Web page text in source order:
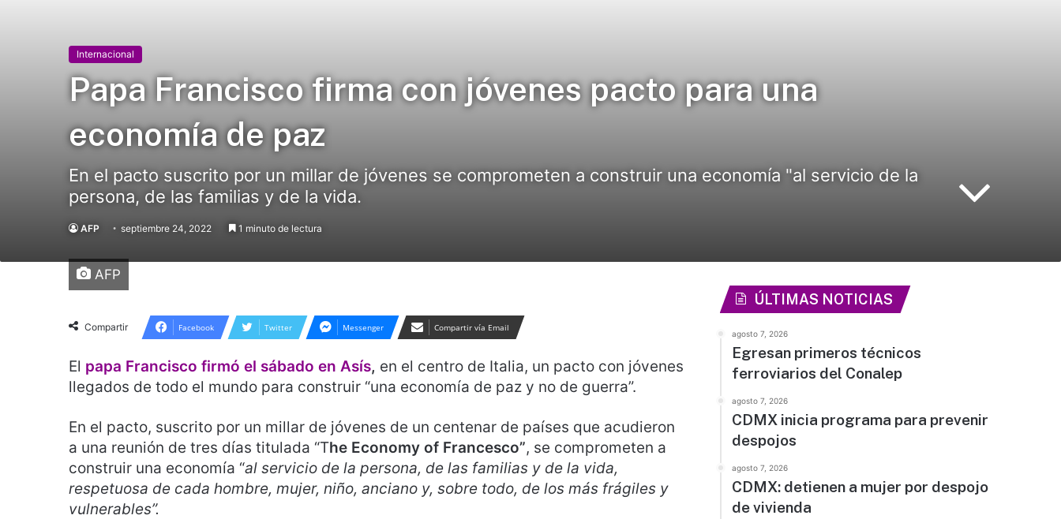
Internacional
Papa Francisco firma con jóvenes pacto para una
economía de paz
En el pacto suscrito por un millar de jóvenes se comprometen a construir una economía "al servicio de la
persona, de las familias y de la vida.
AFP septiembre 24, 2022 1 minuto de lectura
AFP
Compartir Facebook Twitter Messenger Compartir vía Email
El papa Francisco firmó el sábado en Asís, en el centro de Italia, un pacto con jóvenes
llegados de todo el mundo para construir “una economía de paz y no de guerra”.
En el pacto, suscrito por un millar de jóvenes de un centenar de países que acudieron
a una reunión de tres días titulada “The Economy of Francesco”, se comprometen a
construir una economía “al servicio de la persona, de las familias y de la vida,
respetuosa de cada hombre, mujer, niño, anciano y, sobre todo, de los más frágiles y
vulnerables”.
ÚLTIMAS NOTICIAS
agosto 7, 2026
Egresan primeros técnicos
ferroviarios del Conalep
agosto 7, 2026
CDMX inicia programa para prevenir
despojos
agosto 7, 2026
CDMX: detienen a mujer por despojo
de vivienda